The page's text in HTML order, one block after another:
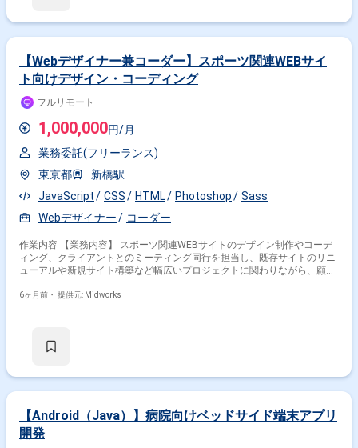
【Webデザイナー兼コーダー】スポーツ関連WEBサイ
ト向けデザイン・コーディング
フルリモート
1,000,000円/月
業務委託(フリーランス)
東京都
新橋駅
JavaScript
CSS HTML Photoshop
Sass
Webデザイナー
コーダー
作業内容 【業務内容】 スポーツ関連WEBサイトのデザイン制作やコーデ
ィング、クライアントとのミーティング同行を担当し、既存サイトのリニ
ューアルや新規サイト構築など幅広いプロジェクトに関わりながら、顧客
Illustrator、XDを用いたWebサイトのデザイン制作 ・HTML、CSS、
6ヶ月前・ 提供元: Midworks
【Android（Java）】病院向けベッドサイド端末アプリ
開発